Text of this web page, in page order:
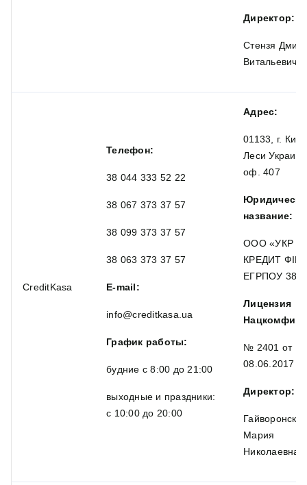
Директор:
Стензя
Витальевич
CreditKasa
Телефон:
38 044 333 52 22
38 067 373 37 57
38 099 373 37 57
38 063 373 37 57
E-mail:
info@creditkasa.ua
График работы:
будние с 8:00 до 21:00
выходные и праздники:
с 10:00 до 20:00
Адрес:
01133, г.
Леси
оф. 407
название:
ООО «УКР
КРЕДИТ
ЕГРПОУ
Лицензия
№ 2401 от
08.06.2017
Директор:
Гайворонская
Мария
Николаевна